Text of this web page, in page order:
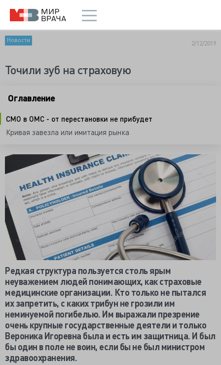
Новости 2/12/2019
Точили зуб на страховую
Оглавление
СМО в ОМС - от перестановки не прибудет
Кривая завезла или имитация рынка
Редкая структура пользуется столь ярым
неуважением людей понимающих, как страховые
медицинские организации. Кто только не пытался
их запретить, с каких трибун не грозили им
неминуемой погибелью. Им выражали презрение
очень крупные государственные деятели и только
Вероника Игоревна была и есть им защитница. И был
бы один в поле не воин, если бы не был министром
здравоохранения.